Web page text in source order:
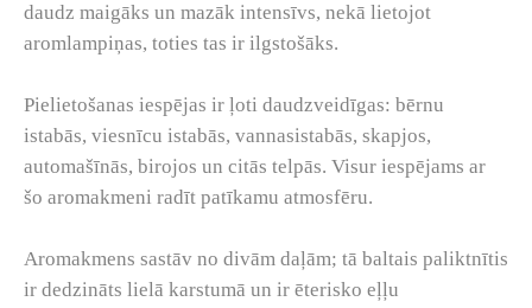
daudz maigāks un mazāk intensīvs, nekā lietojot
aromlampiņas, toties tas ir ilgstošāks.
Pielietošanas iespējas ir ļoti daudzveidīgas: bērnu
istabās, viesnīcu istabās, vannasistabās, skapjos,
automašīnās, birojos un citās telpās. Visur iespējams ar
šo aromakmeni radīt patīkamu atmosfēru.
Aromakmens sastāv no divām daļām; tā baltais paliktnītis
ir dedzināts lielā karstumā un ir ēterisko eļļu